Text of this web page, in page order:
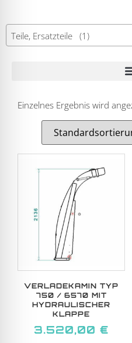
Teile, Ersatzteile (1)
Einzelnes Ergebnis wird
VERLADEKAMIN TYP
750 / 6570 MIT
HYDRAULISCHER
KLAPPE
3.520,00 €